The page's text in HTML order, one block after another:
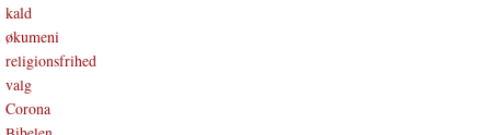
kald
økumeni
religionsfrihed
valg
Corona